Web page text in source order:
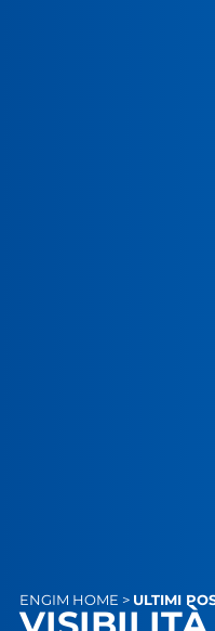
ENGIM HOME > ULTIMI